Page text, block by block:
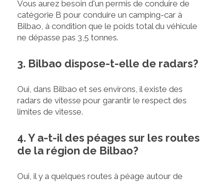
Vous aurez besoin d'un permis de conduire de
catégorie B pour conduire un camping-car à
Bilbao, à condition que le poids total du véhicule
ne dépasse pas 3,5 tonnes.
3. Bilbao dispose-t-elle de radars?
Oui, dans Bilbao et ses environs, il existe des
radars de vitesse pour garantir le respect des
limites de vitesse.
4. Y a-t-il des péages sur les routes
de la région de Bilbao?
Oui, il y a quelques routes à péage autour de